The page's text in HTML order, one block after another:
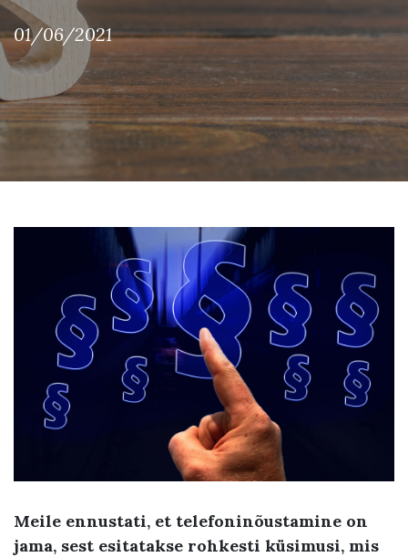
01/06/2021
Meile ennustati, et telefoninõustamine on
jama, sest esitatakse rohkesti küsimusi, mis